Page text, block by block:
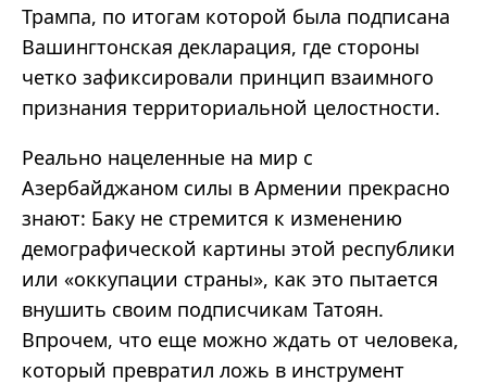
Трампа, по итогам которой была подписана
Вашингтонская декларация, где стороны
четко зафиксировали принцип взаимного
признания территориальной целостности.
Реально нацеленные на мир с
Азербайджаном силы в Армении прекрасно
знают: Баку не стремится к изменению
демографической картины этой республики
или «оккупации страны», как это пытается
внушить своим подписчикам Татоян.
Впрочем, что еще можно ждать от человека,
который превратил ложь в инструмент